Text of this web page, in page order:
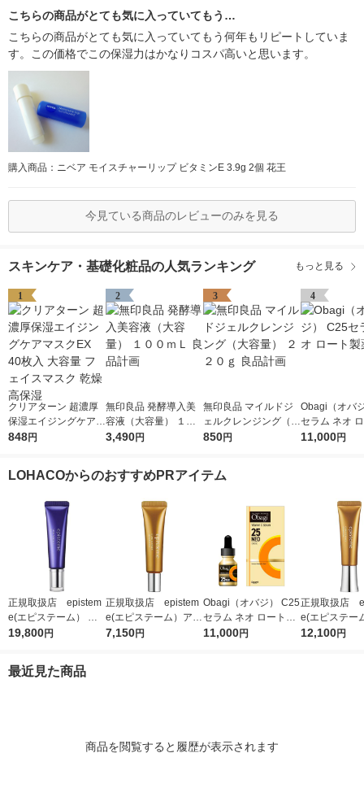
こちらの商品がとても気に入っていてもう…
こちらの商品がとても気に入っていてもう何年もリピートしていま
す。この価格でこの保湿力はかなりコスパ高いと思います。
購入商品：ニベア モイスチャーリップ ビタミンE 3.9g 2個 花王
今見ている商品のレビューのみを見る
スキンケア・基礎化粧品の人気ランキング もっと見る
1
クリアターン 超濃厚
保湿エイジングケアマ
スクEX 40枚入 大容量
848円
2
無印良品 発酵導入美
容液（大容量） １０
０ｍＬ 良品計画
3,490円
3
無印良品 マイルドジ
ェルクレンジング（大
容量） ２２０ｇ 良品
850円
4
Obagi（オバ
セラム ネオ
薬
11,000円
LOHACOからのおすすめPRアイテム
正規取扱店 epistem
e(エピステーム） ス
テムサイエンスアイ 1
19,800円
正規取扱店 epistem
e(エピステーム）アイ
パーフェクトショット
7,150円
Obagi（オバジ） C25
セラム ネオ ロート製
薬
11,000円
正規取扱店
e(エピステー
パーフェクト
12,100円
最近見た商品
商品を閲覧すると履歴が表示されます